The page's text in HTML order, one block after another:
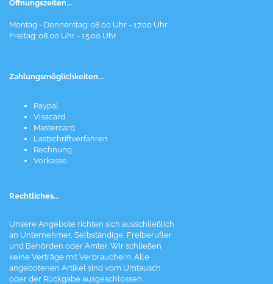
Öffnungszeiten...
Montag - Donnerstag: 08.00 Uhr - 17.00 Uhr
Freitag: 08.00 Uhr - 15.00 Uhr
Zahlungsmöglichkeiten...
Paypal
Visacard
Mastercard
Lastschriftverfahren
Rechnung
Vorkasse
Rechtliches...
Unsere Angebote richten sich ausschließlich
an Unternehmer, Selbständige, Freiberufler
und Behörden oder Ämter. Wir schließen
keine Verträge mit Verbrauchern. Alle
angebotenen Artikel sind vom Umtausch
oder der Rückgabe ausgeschlossen.